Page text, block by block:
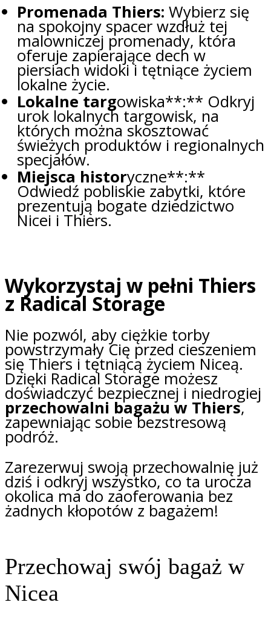
Promenada Thiers: Wybierz się
na spokojny spacer wzdłuż tej
malowniczej promenady, która
oferuje zapierające dech w
piersiach widoki i tętniące życiem
lokalne życie.
Lokalne targowiska**:** Odkryj
urok lokalnych targowisk, na
których można skosztować
świeżych produktów i regionalnych
specjałów.
Miejsca historyczne**:**
Odwiedź pobliskie zabytki, które
prezentują bogate dziedzictwo
Nicei i Thiers.
Wykorzystaj w pełni Thiers
z Radical Storage
Nie pozwól, aby ciężkie torby
powstrzymały Cię przed cieszeniem
się Thiers i tętniącą życiem Niceą.
Dzięki Radical Storage możesz
doświadczyć bezpiecznej i niedrogiej
przechowalni bagażu w Thiers,
zapewniając sobie bezstresową
podróż.
Zarezerwuj swoją przechowalnię już
dziś i odkryj wszystko, co ta urocza
okolica ma do zaoferowania bez
żadnych kłopotów z bagażem!
Przechowaj swój bagaż w
Nicea